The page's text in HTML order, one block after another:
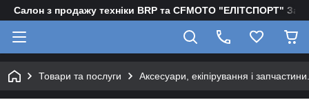
Салон з продажу техніки BRP та CFMOTO "EЛІТСПОРТ"
Товари та послуги Аксесуари, екіпірування і запчастини.